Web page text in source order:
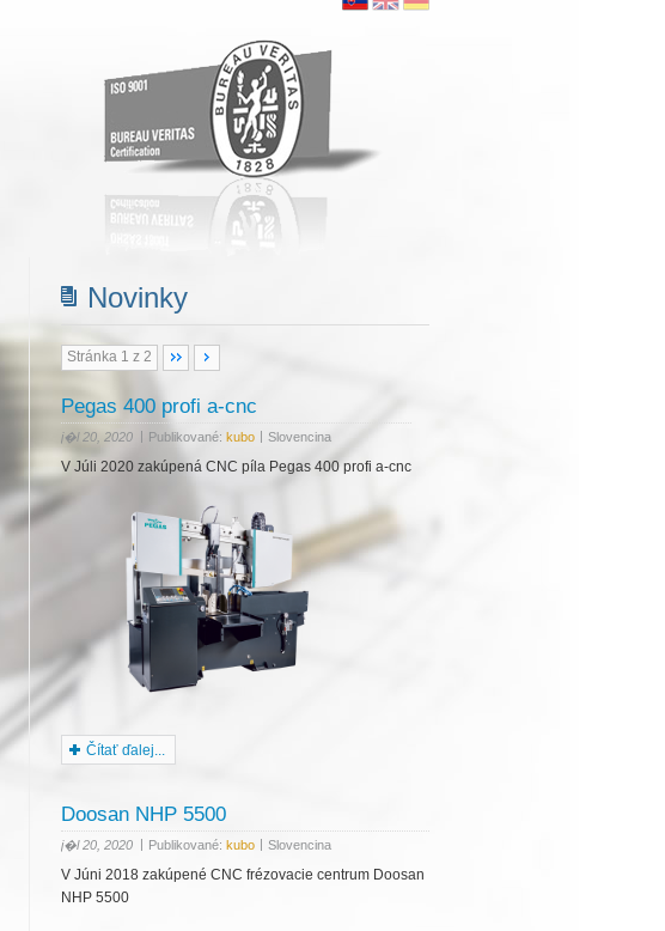
Novinky
Stránka 1 z 2
Pegas 400 profi a-cnc
j�l 20, 2020 Publikované: kubo Slovencina
V Júli 2020 zakúpená CNC píla Pegas 400 profi a-cnc
Čítať ďalej...
Doosan NHP 5500
j�l 20, 2020 Publikované: kubo Slovencina
V Júni 2018 zakúpené CNC frézovacie centrum Doosan
NHP 5500